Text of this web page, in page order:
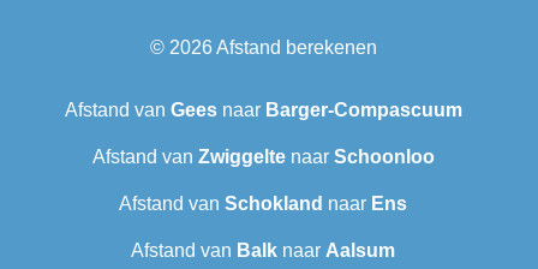
© 2026Afstand berekenen
Afstand van Geesnaar Barger-Compascuum
Afstand van Zwiggeltenaar Schoonloo
Afstand van Schokland naar Ens
Afstand van Balk naar Aalsum